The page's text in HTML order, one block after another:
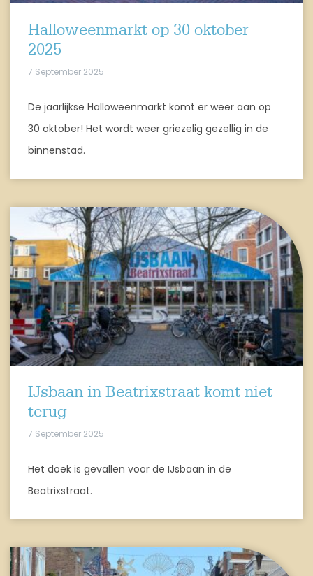
Halloweenmarkt op 30 oktober
2025
7 September 2025
De jaarlijkse Halloweenmarkt komt er weer aan op
30 oktober! Het wordt weer griezelig gezellig in de
binnenstad.
IJsbaan in Beatrixstraat komt niet
terug
7 September 2025
Het doek is gevallen voor de IJsbaan in de
Beatrixstraat.